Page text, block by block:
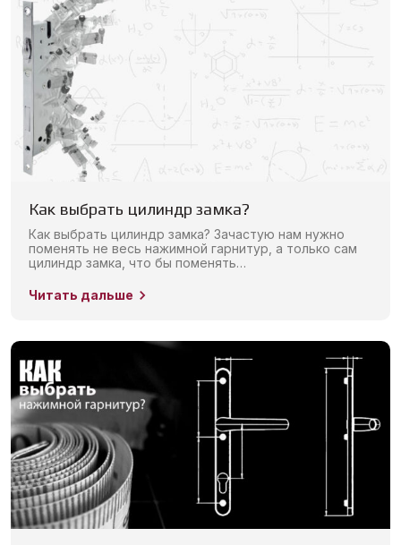
Как выбрать цилиндр замка?
Как выбрать цилиндр замка? Зачастую нам нужно
поменять не весь нажимной гарнитур, а только сам
цилиндр замка, что бы поменять…
Читать дальше